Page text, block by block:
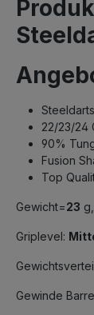
Steeldarts
22/23/24
90%
Fusion
Top
Gewicht=23
Griplevel:
Gewinde